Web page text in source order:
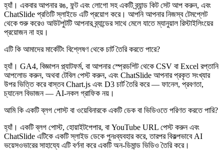
হ্যাঁ। একবার আপনার রঙ, ফন্ট এবং লোগো সহ একটি ব্র্যান্ড কিট সেট আপ করুন, এবং
ChatSlide প্রতিটি স্লাইডে এটি প্রয়োগ করে। আপনি আপনার নিজস্ব টেমপ্লেট
থেকে শুরু করেও আউটপুটটি আপনার ব্র্যান্ডের সাথে মেলে যাতে ম্যানুয়াল রিস্টাইলিংয়ের
প্রয়োজন না হয়।
এটি কি আমাদের মার্কেটিং বিশ্লেষণ থেকে চার্ট তৈরি করতে পারে?
হ্যাঁ। GA4, বিজ্ঞাপন প্ল্যাটফর্ম, বা আপনার স্প্রেডশিট থেকে CSV বা Excel রপ্তানি
আপলোড করুন, অথবা টেবিল পেস্ট করুন, এবং ChatSlide আপনার প্রকৃত সংখ্যার
উপর ভিত্তি করে বাস্তব Chart.js এবং D3 চার্ট তৈরি করে — ফানেল, প্রবণতা,
চ্যানেল বিভাজন — AI-নকল গ্রাফিক নয়।
আমি কি একটি ব্লগ পোস্ট বা ওয়েবিনারকে একটি ডেক বা ভিডিওতে পরিণত করতে পারি?
হ্যাঁ। একটি ব্লগ পোস্ট, হোয়াইটপেপার, বা YouTube URL পেস্ট করুন এবং
ChatSlide এটিকে একটি স্লাইড ডেকে পুনঃব্যবহার করে, তারপর বিকল্পভাবে AI
ভয়েসওভারের সাহায্যে এটি বর্ণনা করে একটি অন-ডিমান্ড ভিডিও তৈরি করে।